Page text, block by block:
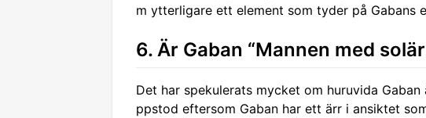
m ytterligare ett element som tyder på Gabans
6. Är Gaban “Mannen med
Det har spekulerats mycket om huruvida Gaban
ppstod eftersom Gaban har ett ärr i ansiktet